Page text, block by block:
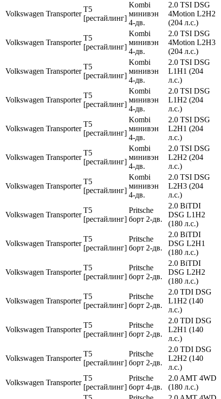
Volkswagen Transporter
T5
[рестайлинг]
Kombi
минивэн
4-дв.
2.0 TSI DSG
4Motion L2H2
(204 л.с.)
Volkswagen Transporter
T5
[рестайлинг]
Kombi
минивэн
4-дв.
2.0 TSI DSG
4Motion L2H3
(204 л.с.)
Volkswagen Transporter
T5
[рестайлинг]
Kombi
минивэн
4-дв.
2.0 TSI DSG
L1H1 (204
л.с.)
Volkswagen Transporter
T5
[рестайлинг]
Kombi
минивэн
4-дв.
2.0 TSI DSG
L1H2 (204
л.с.)
Volkswagen Transporter
T5
[рестайлинг]
Kombi
минивэн
4-дв.
2.0 TSI DSG
L2H1 (204
л.с.)
Volkswagen Transporter
T5
[рестайлинг]
Kombi
минивэн
4-дв.
2.0 TSI DSG
L2H2 (204
л.с.)
Volkswagen Transporter
T5
[рестайлинг]
Kombi
минивэн
4-дв.
2.0 TSI DSG
L2H3 (204
л.с.)
Volkswagen Transporter
T5
[рестайлинг]
Pritsche
борт 2-дв.
2.0 BiTDI
DSG L1H2
(180 л.с.)
Volkswagen Transporter
T5
[рестайлинг]
Pritsche
борт 2-дв.
2.0 BiTDI
DSG L2H1
(180 л.с.)
Volkswagen Transporter
T5
[рестайлинг]
Pritsche
борт 2-дв.
2.0 BiTDI
DSG L2H2
(180 л.с.)
Volkswagen Transporter
T5
[рестайлинг]
Pritsche
борт 2-дв.
2.0 TDI DSG
L1H2 (140
л.с.)
Volkswagen Transporter
T5
[рестайлинг]
Pritsche
борт 2-дв.
2.0 TDI DSG
L2H1 (140
л.с.)
Volkswagen Transporter
T5
[рестайлинг]
Pritsche
борт 2-дв.
2.0 TDI DSG
L2H2 (140
л.с.)
Volkswagen Transporter
T5
[рестайлинг]
Pritsche
борт 4-дв.
2.0 AMT 4WD
(180 л.с.)